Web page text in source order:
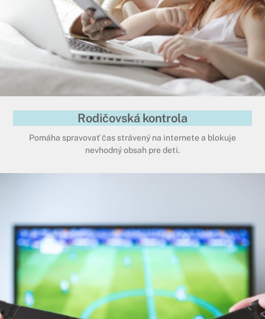
Rodičovská kontrola
Pomáha spravovať čas strávený na internete a blokuje
nevhodný obsah pre deti.